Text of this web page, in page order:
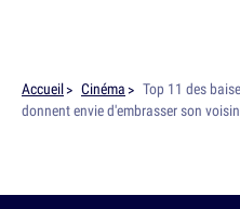
Accueil Cinéma
Top 11 des
donnent envie d'embrasser son voisin